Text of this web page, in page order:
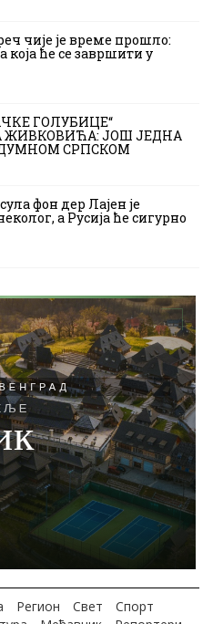
чије је време прошло:
која ће се завршити у
ГОЛУБИЦЕ“
ЖИВКОВИЋА: ЈОШ ЈЕДНА
СРПСКОМ
фон дер Лајен је
а Русија ће сигурно
Регион Свет
Спорт